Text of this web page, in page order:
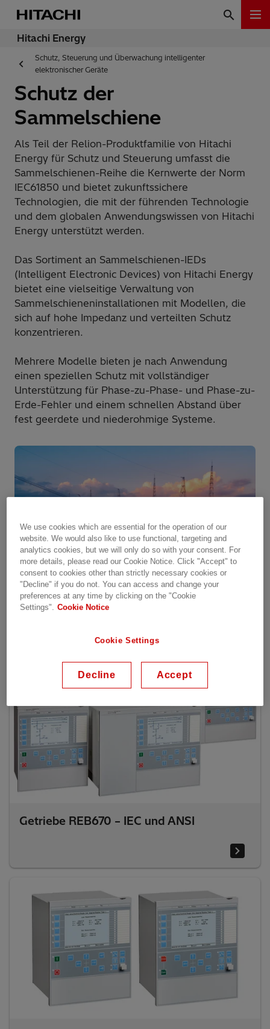
Hitachi Energy
Schutz, Steuerung und Überwachung intelligenter
elektronischer Geräte
Schutz der
Sammelschiene
Als Teil der Relion-Produktfamilie von Hitachi
Energy für Schutz und Steuerung umfasst die
Sammelschienen-Reihe die Kernwerte der Norm
IEC61850 und bietet zukunftssichere
Technologien, die mit der führenden Technologie
und dem globalen Anwendungswissen von Hitachi
Energy unterstützt werden.
Das Sortiment an Sammelschienen-IEDs
(Intelligent Electronic Devices) von Hitachi Energy
bietet eine vielseitige Verwaltung von
Sammelschieneninstallationen mit Modellen, die
sich auf hohe Impedanz und verteilten Schutz
konzentrieren.
Mehrere Modelle bieten je nach Anwendung
einen speziellen Schutz mit vollständiger
Unterstützung für Phase-zu-Phase- und Phase-zu-
Erde-Fehler und einem schnellen Abstand über
fest geerdete und niederohmige Systeme.
Unser Angebot
Getriebe REB670 – IEC und ANSI
We use cookies which are essential for the operation of our
website. We would also like to use functional, targeting and
analytics cookies, but we will only do so with your consent. For
more details, please read our Cookie Notice. Click "Accept" to
consent to cookies other than strictly necessary cookies or
"Decline" if you do not. You can access and change your
preferences at any time by clicking on the "Cookie
Settings". Cookie Notice
Cookie Settings
Decline Accept